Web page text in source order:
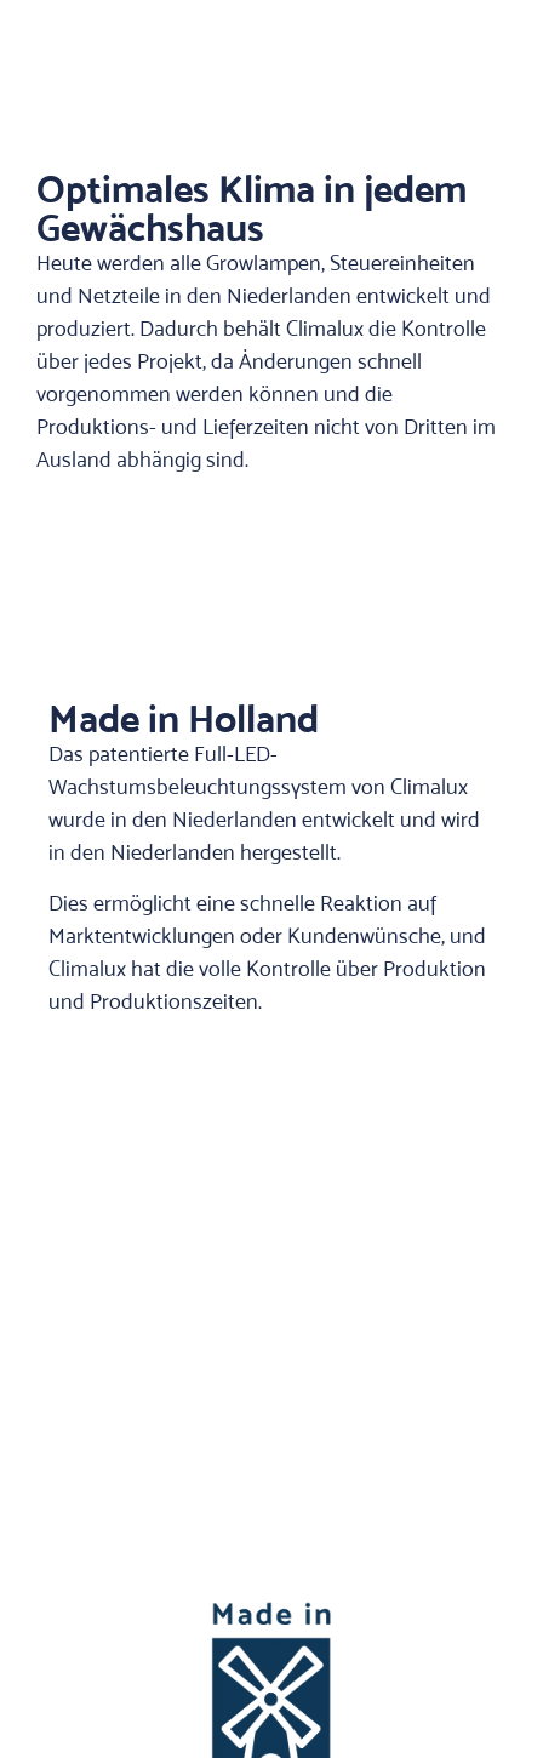
Optimales Klima in jedem
Gewächshaus
Heute werden alle Growlampen, Steuereinheiten
und Netzteile in den Niederlanden entwickelt und
produziert. Dadurch behält Climalux die Kontrolle
über jedes Projekt, da Änderungen schnell
vorgenommen werden können und die
Produktions- und Lieferzeiten nicht von Dritten im
Ausland abhängig sind.
Made in Holland
Das patentierte Full-LED-
Wachstumsbeleuchtungssystem von Climalux
wurde in den Niederlanden entwickelt und wird
in den Niederlanden hergestellt.
Dies ermöglicht eine schnelle Reaktion auf
Marktentwicklungen oder Kundenwünsche, und
Climalux hat die volle Kontrolle über Produktion
und Produktionszeiten.